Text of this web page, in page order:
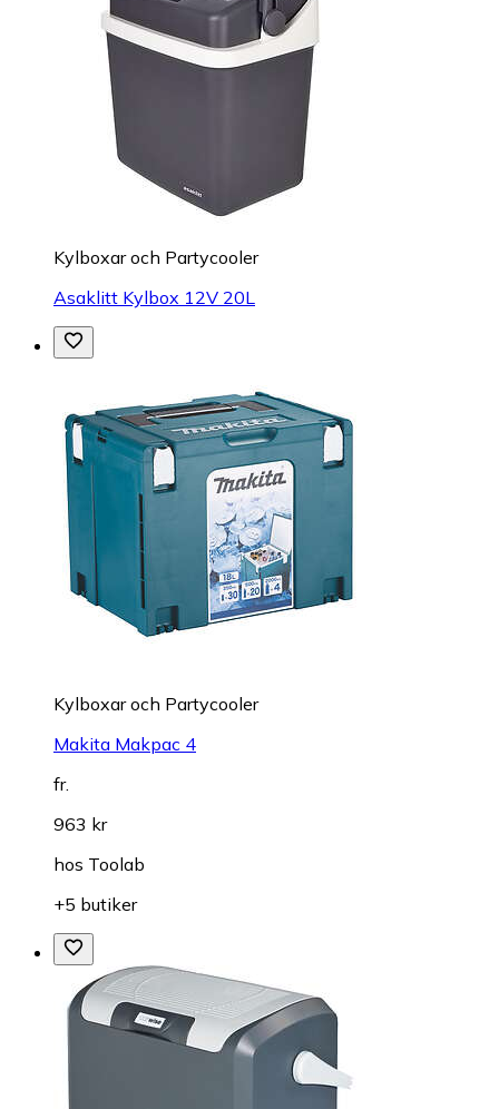
Kylboxar och Partycooler
Asaklitt Kylbox 12V 20L
Kylboxar och Partycooler
Makita Makpac 4
fr.
963 kr
hos Toolab
+5 butiker